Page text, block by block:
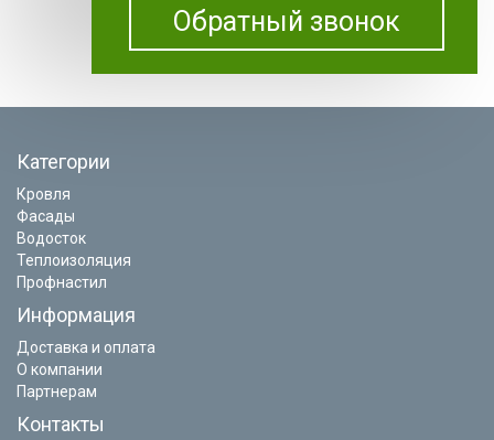
Обратный звонок
Категории
Кровля
Фасады
Водосток
Теплоизоляция
Профнастил
Информация
Доставка и оплата
О компании
Партнерам
Контакты